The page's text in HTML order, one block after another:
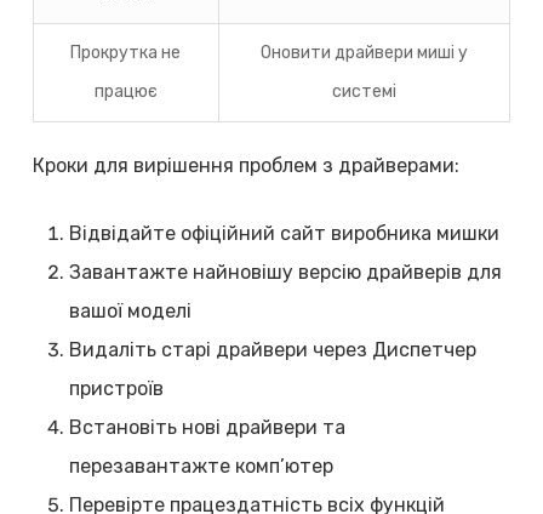
Прокрутка не
працює
Оновити драйвери миші у
системі
Кроки для вирішення проблем з драйверами:
Відвідайте офіційний сайт виробника мишки
Завантажте найновішу версію драйверів для
вашої моделі
Видаліть старі драйвери через Диспетчер
пристроїв
Встановіть нові драйвери та
перезавантажте комп’ютер
Перевірте працездатність всіх функцій